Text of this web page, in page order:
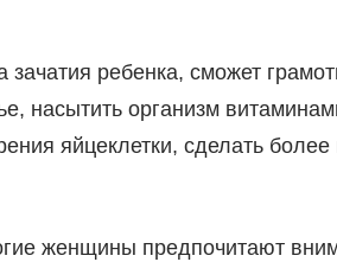
ребенка, сможет
насытить организм
яйцеклетки, сделать
женщины предпочитают